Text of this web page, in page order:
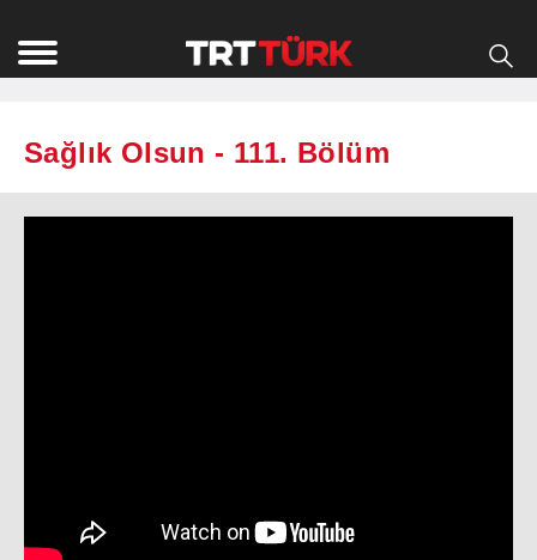
Sağlık Olsun - 111. Bölüm